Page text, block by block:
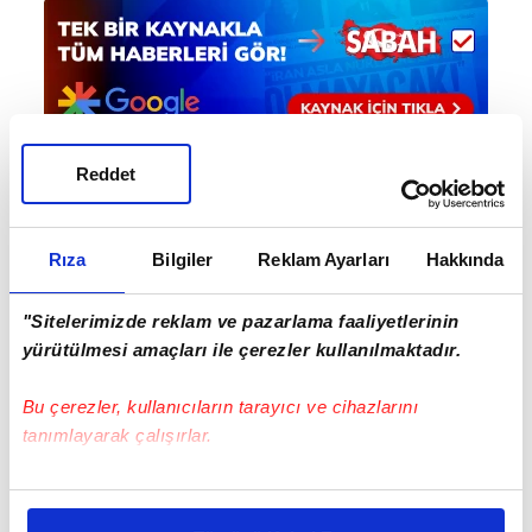
Rıza Bilgiler Reklam Ayarları Hakkında
"Sitelerimizde reklam ve pazarlama faaliyetlerinin
yürütülmesi amaçları ile çerezler kullanılmaktadır.
Bu çerezler, kullanıcıların tarayıcı ve cihazlarını
tanımlayarak çalışırlar.
Bu çerezlere izin vermeniz halinde sizlere özel
Reddet
Haber Girişi
Hakan Kurt - Editör
#VODAFONE SULTANLAR LİGİ #GÖZTEPE